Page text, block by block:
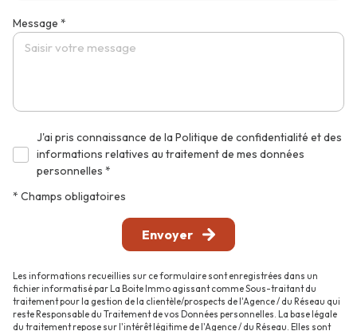
Message *
J'ai pris connaissance de la Politique de confidentialité et des
informations relatives au traitement de mes données
personnelles *
* Champs obligatoires
Envoyer
Les informations recueillies sur ce formulaire sont enregistrées dans un
fichier informatisé par La Boite Immo agissant comme Sous-traitant du
traitement pour la gestion de la clientèle/prospects de l'Agence / du Réseau qui
reste Responsable du Traitement de vos Données personnelles. La base légale
du traitement repose sur l'intérêt légitime de l'Agence / du Réseau. Elles sont